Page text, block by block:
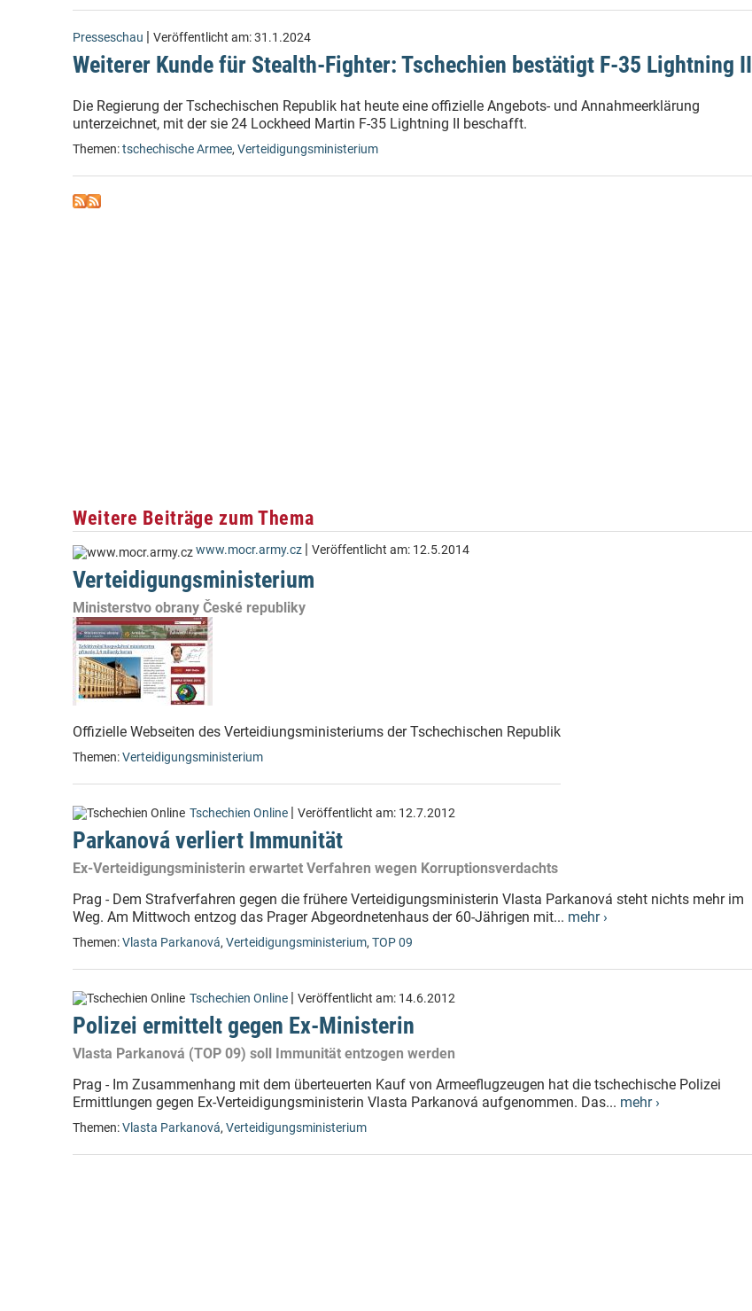
Presseschau | Veröffentlicht am:31.1.2024
Weiterer Kunde für Stealth-Fighter: Tschechien bestätigt F-35 Lightning II
Die Regierung der Tschechischen Republik hat heute eine offizielle Angebots- und Annahmeerklärung
unterzeichnet, mit der sie 24 Lockheed Martin F-35 Lightning II beschafft.
Themen:tschechische Armee, Verteidigungsministerium
Weitere Beiträge zum Thema
www.mocr.army.cz | Veröffentlicht am: 12.5.2014
Verteidigungsministerium
Ministerstvo obrany České republiky
Offizielle Webseiten des Verteidiungsministeriums der Tschechischen Republik
Themen:Verteidigungsministerium
Tschechien Online | Veröffentlicht am: 12.7.2012
Parkanová verliert Immunität
Ex-Verteidigungsministerin erwartet Verfahren wegen Korruptionsverdachts
Prag - Dem Strafverfahren gegen die frühere Verteidigungsministerin Vlasta Parkanová steht nichts mehr im
Weg. Am Mittwoch entzog das Prager Abgeordnetenhaus der 60-Jährigen mit... mehr ›
Themen:Vlasta Parkanová, Verteidigungsministerium, TOP 09
Tschechien Online | Veröffentlicht am: 14.6.2012
Polizei ermittelt gegen Ex-Ministerin
Vlasta Parkanová (TOP 09) soll Immunität entzogen werden
Prag - Im Zusammenhang mit dem überteuerten Kauf von Armeeflugzeugen hat die tschechische Polizei
Ermittlungen gegen Ex-Verteidigungsministerin Vlasta Parkanová aufgenommen. Das... mehr ›
Themen:Vlasta Parkanová, Verteidigungsministerium